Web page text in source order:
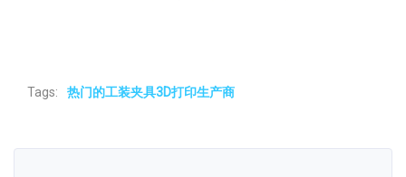
Tags: 热门的工装夹具3D打印生产商